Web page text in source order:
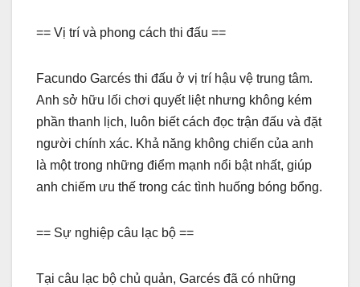
== Vị trí và phong cách thi đấu ==
Facundo Garcés thi đấu ở vị trí hậu vệ trung tâm.
Anh sở hữu lối chơi quyết liệt nhưng không kém
phần thanh lịch, luôn biết cách đọc trận đấu và đặt
người chính xác. Khả năng không chiến của anh
là một trong những điểm mạnh nổi bật nhất, giúp
anh chiếm ưu thế trong các tình huống bóng bổng.
== Sự nghiệp câu lạc bộ ==
Tại câu lạc bộ chủ quản, Garcés đã có những